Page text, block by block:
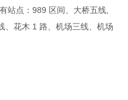
站点：989 区间、大桥五线,
、花木 1 路、机场三线、机场